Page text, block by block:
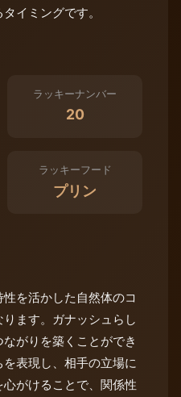
イミングです。
ラッキーナンバー
20
ラッキーフード
プリン
を活かした自然体のコ
ます。ガナッシュらし
がりを築くことができ
表現し、相手の立場に
がけることで、関係性